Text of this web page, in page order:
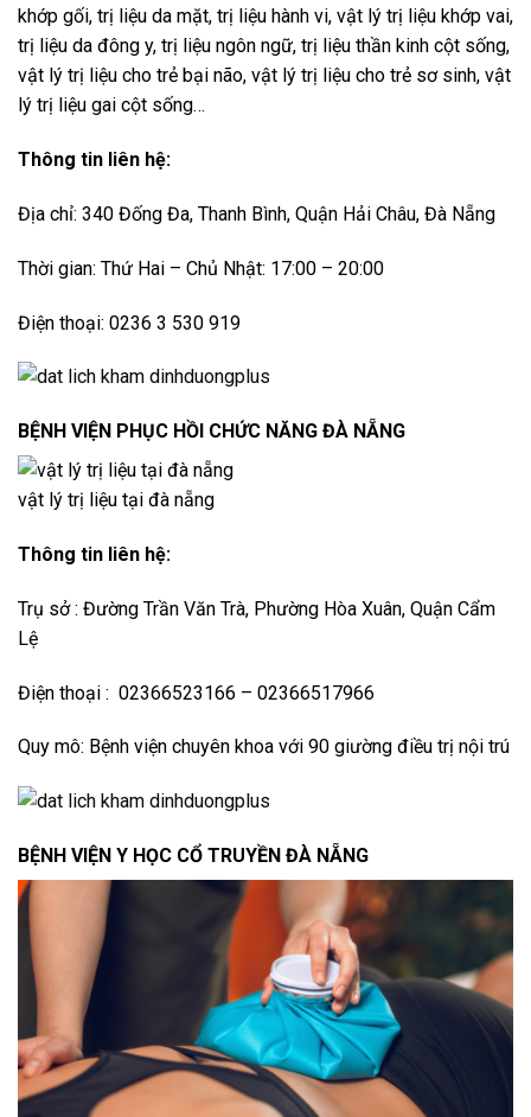
khớp gối, trị liệu da mặt, trị liệu hành vi, vật lý trị liệu khớp vai,
trị liệu da đông y, trị liệu ngôn ngữ, trị liệu thần kinh cột sống,
vật lý trị liệu cho trẻ bại não, vật lý trị liệu cho trẻ sơ sinh, vật
lý trị liệu gai cột sống…
Thông tin liên hệ:
Địa chỉ: 340 Đống Đa, Thanh Bình, Quận Hải Châu, Đà Nẵng
Thời gian: Thứ Hai – Chủ Nhật: 17:00 – 20:00
Điện thoại: 0236 3 530 919
BỆNH VIỆN PHỤC HỒI CHỨC NĂNG ĐÀ NẴNG
vật lý trị liệu tại đà nẵng
Thông tin liên hệ:
Trụ sở : Đường Trần Văn Trà, Phường Hòa Xuân, Quận Cẩm
Lệ
Điện thoại : 02366523166 – 02366517966
Quy mô: Bệnh viện chuyên khoa với 90 giường điều trị nội trú
BỆNH VIỆN Y HỌC CỔ TRUYỀN ĐÀ NẴNG